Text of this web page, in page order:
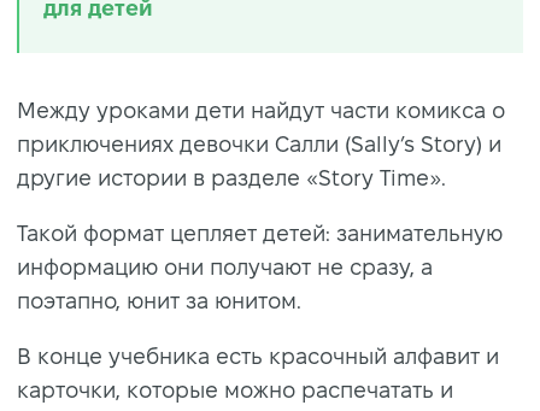
для детей
Между уроками дети найдут части комикса о
приключениях девочки Салли (Sally’s Story) и
другие истории в разделе «Story Time».
Такой формат цепляет детей: занимательную
информацию они получают не сразу, а
поэтапно, юнит за юнитом.
В конце учебника есть красочный алфавит и
карточки, которые можно распечатать и